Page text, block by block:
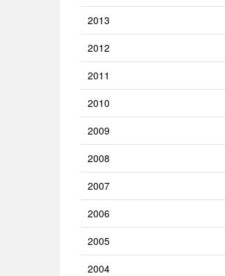
2013
2012
2011
2010
2009
2008
2007
2006
2005
2004